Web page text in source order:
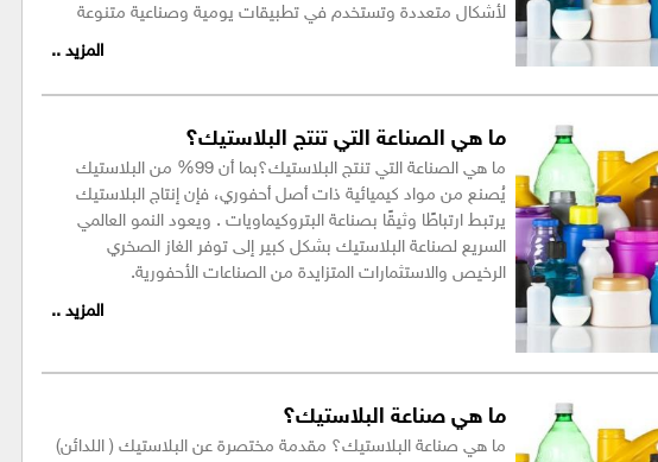
لأشكال متعددة وتستخدم في تطبيقات يومية وصناعية متنوعة
المزيد ..
ما هي الصناعة التي تنتج البلاستيك؟
ما هي الصناعة التي تنتج البلاستيك؟بما أن 99% من البلاستيك
يُصنع من مواد كيميائية ذات أصل أحفوري، فإن إنتاج البلاستيك
يرتبط ارتباطًا وثيقًا بصناعة البتروكيماويات . ويعود النمو العالمي
السريع لصناعة البلاستيك بشكل كبير إلى توفر الغاز الصخري
الرخيص والاستثمارات المتزايدة من الصناعات الأحفورية.
المزيد ..
ما هي صناعة البلاستيك؟
ما هي صناعة البلاستيك؟ مقدمة مختصرة عن البلاستيك ( اللدائن)